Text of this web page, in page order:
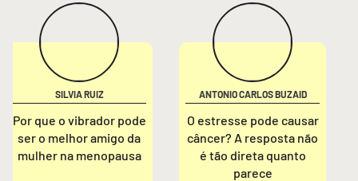
SILVIA RUIZ
Por que o vibrador pode
ser o melhor amigo da
mulher na menopausa
ANTONIO CARLOS BUZAID
O estresse pode causar
câncer? A resposta não
é tão direta quanto
parece